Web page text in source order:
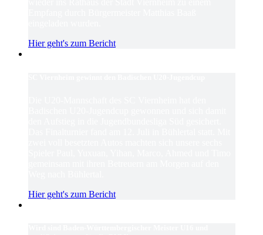
Hier geht's zum Bericht
Hier geht's zum Bericht